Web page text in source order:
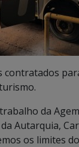
da
Autarquia,
os limites